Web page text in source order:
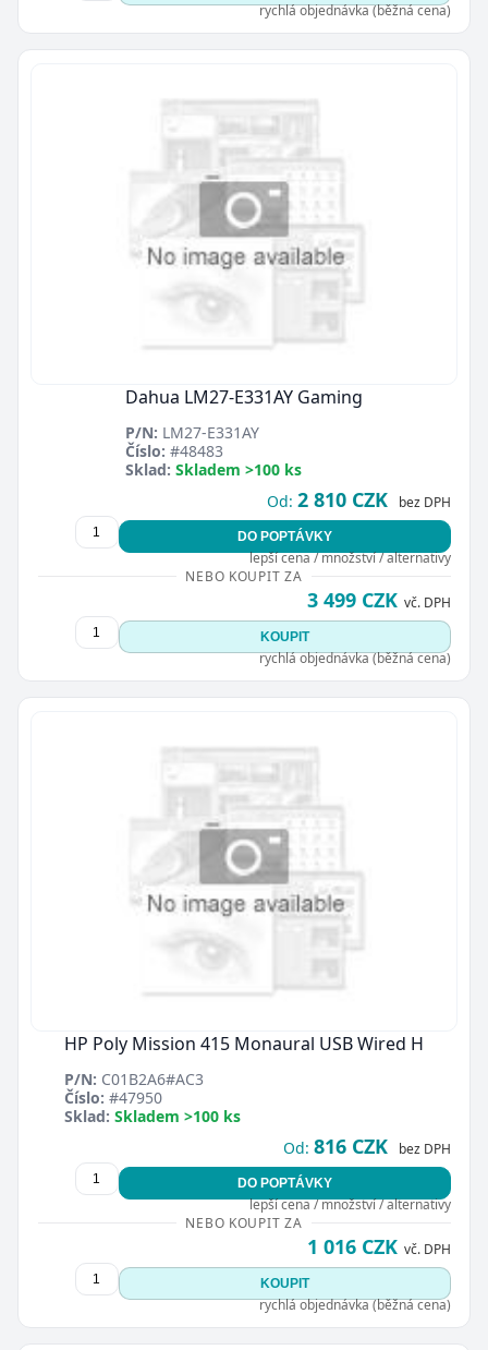
rychlá objednávka (běžná cena)
Dahua LM27-E331AY Gaming
P/N: LM27-E331AY
Číslo: #48483
Sklad: Skladem >100 ks
Od: 2 810 CZK bez DPH
DO POPTÁVKY
lepší cena / množství / alternativy
NEBO KOUPIT ZA
3 499 CZK vč. DPH
KOUPIT
rychlá objednávka (běžná cena)
HP Poly Mission 415 Monaural USB Wired H
P/N: C01B2A6#AC3
Číslo: #47950
Sklad: Skladem >100 ks
Od: 816 CZK bez DPH
DO POPTÁVKY
lepší cena / množství / alternativy
NEBO KOUPIT ZA
1 016 CZK vč. DPH
KOUPIT
rychlá objednávka (běžná cena)